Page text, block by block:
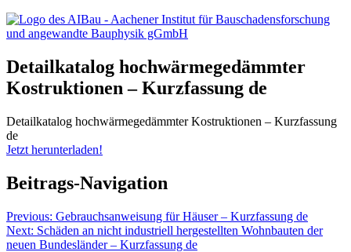
AIBau – Aachener Institut für Bauschadensforschung und
angewandte Bauphysik
Detailkatalog hochwärmegedämmter
Kostruktionen – Kurzfassung de
Detailkatalog hochwärmegedämmter Kostruktionen – Kurzfassung
de
Jetzt herunterladen!
Beitrags-Navigation
Previous: Gebrauchsanweisung für Häuser – Kurzfassung de
Next: Schäden an nicht industriell hergestellten Wohnbauten der
neuen Bundesländer – Kurzfassung de